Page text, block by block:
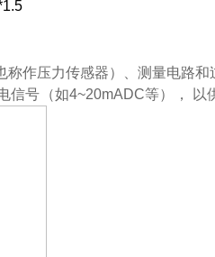
压力传感器）、测量电路
（如4~20mADC等）， 以